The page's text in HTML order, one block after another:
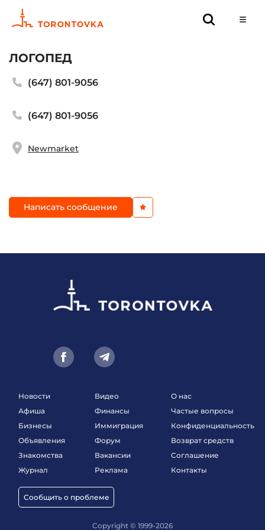
ЛОГОПЕД
(647) 801-9056
(647) 801-9056
Newmarket
Написать сообщение
Новости
Афиша
Бизнесы
Объявления
Знакомства
Журнал
Сообщить о проблеме
Видео
Финансы
Иммиграция
Форум
Вакансии
Реклама
О нас
Частые вопросы
Конфиденциальность
Возврат средств
Соглашение
Контакты
Copyright © 1999-2026